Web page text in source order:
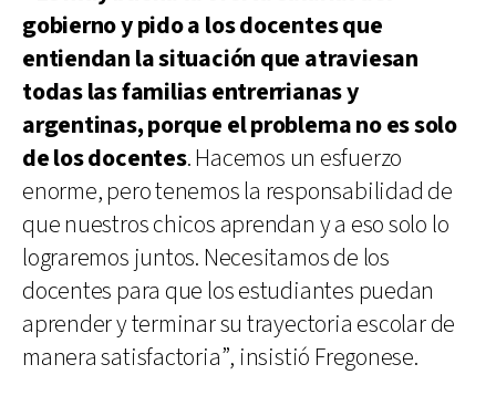
gobierno y pido a los docentes que
entiendan la situación que atraviesan
todas las familias entrerrianas y
argentinas, porque el problema no es solo
de los docentes. Hacemos un esfuerzo
enorme, pero tenemos la responsabilidad de
que nuestros chicos aprendan y a eso solo lo
lograremos juntos. Necesitamos de los
docentes para que los estudiantes puedan
aprender y terminar su trayectoria escolar de
manera satisfactoria”, insistió Fregonese.